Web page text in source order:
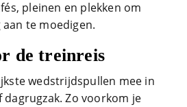
pleinen en plekken om
te moedigen.
de treinreis
wedstrijdspullen mee in
dagrugzak. Zo voorkom je